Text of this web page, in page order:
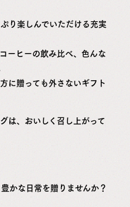
り楽しんでいただける充実
ーヒーの飲み比べ、色んな
に贈っても外さないギフト
は、おいしく召し上がって
かな日常を贈りませんか？